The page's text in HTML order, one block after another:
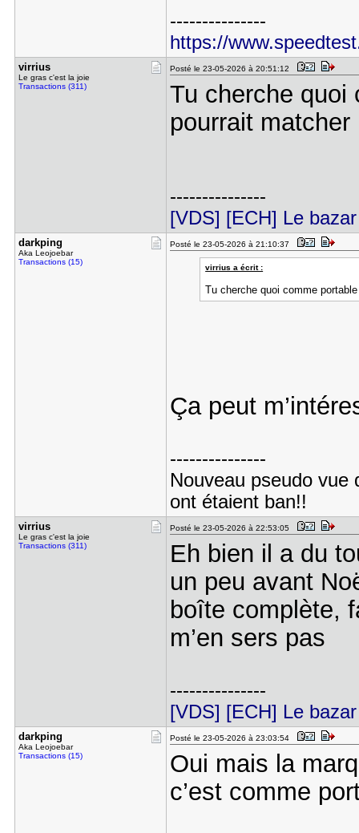
---------------
https://
virrius
Le gras c'est la joie
Transactions (311)
Posté le 23-05-2026 à 20:51:12
Tu cherche quoi
pourrait
---------------
[VDS] [ECH] Le
darkping
Aka Leojoebar
Transactions (15)
Posté le 23-05-2026 à 21:10:37
virrius a écrit :
Tu cherche quoi comme
Ça peut
---------------
Nouveau pseudo
ont étaient ban!!
virrius
Le gras c'est la joie
Transactions (311)
Posté le 23-05-2026 à 22:53:05
Eh bien il a du
un peu avant
boîte complète,
m’en sers pas
---------------
[VDS] [ECH] Le
darkping
Aka Leojoebar
Transactions (15)
Posté le 23-05-2026 à 23:03:54
Oui mais la
c’est comme